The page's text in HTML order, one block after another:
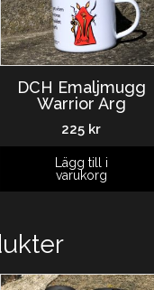
DCH Emaljmugg
Warrior Arg
225 kr
Lägg till i
varukorg